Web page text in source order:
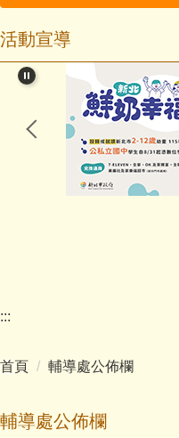
輔導主任
輔導組長
特教組長
行政團隊
校長室
教務處
主計室
活動宣導
:::
首頁 輔導處公佈欄
輔導處公佈欄